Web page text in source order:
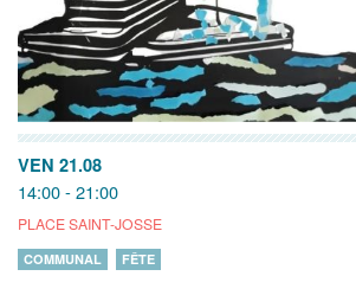
VEN 21.08
14:00 - 21:00
PLACE SAINT-JOSSE
COMMUNAL FÊTE